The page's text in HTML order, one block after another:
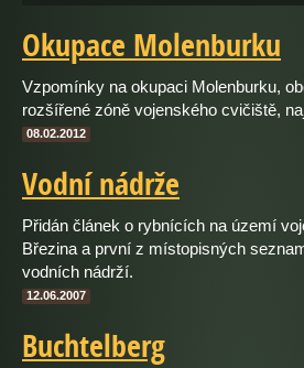
Okupace Molenburku
Vzpomínky na okupaci Molenburku,
rozšířené zóně vojenského cvičiště,
08.02.2012
Vodní nádrže
Přidán článek o rybnících na území
Březina a první z místopisných
vodních nádrží.
12.06.2007
Buchtelberg